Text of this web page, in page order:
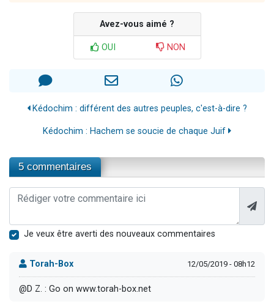
Avez-vous aimé ?
OUI NON
Kédochim : différent des autres peuples, c'est-à-dire ?
Kédochim : Hachem se soucie de chaque Juif
5 commentaires
Je veux être averti des nouveaux commentaires
Torah-Box 12/05/2019 - 08h12
@D Z. : Go on www.torah-box.net